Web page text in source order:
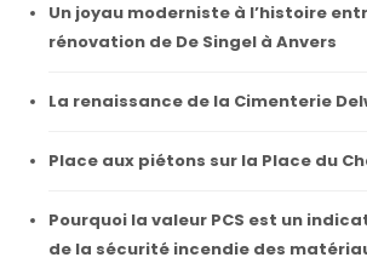
Un joyau moderniste à l’histoire
rénovation de De Singel à Anvers
La renaissance de la Cimenterie
Place aux piétons sur la Place du
Pourquoi la valeur PCS est un
de la sécurité incendie des